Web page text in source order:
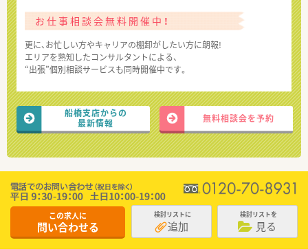
お仕事相談会無料開催中！
更に、お忙しい方やキャリアの棚卸がしたい方に朗報!
エリアを熟知したコンサルタントによる、
“出張”個別相談サービスも同時開催中です。
船橋支店からの
最新情報
無料相談会を予約
この求人に
問い合わせる
検討リストに
追加
検討リストを
見る